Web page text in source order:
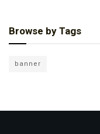
Browse by Tags
banner